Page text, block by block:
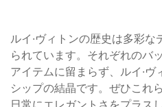
ルイ·ヴィトンの歴史は多彩
られています。それぞれのバ
アイテムに留まらず、ルイ·
シップの結晶です。ぜひこれ